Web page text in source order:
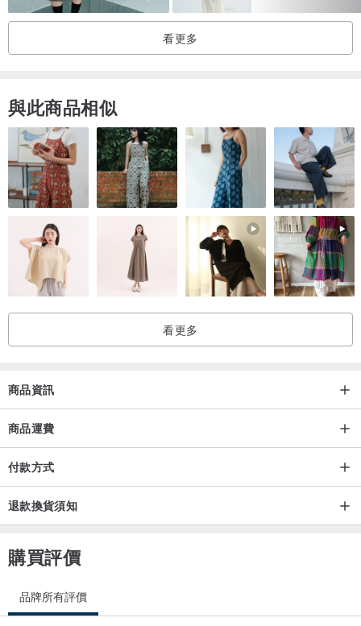
FABRIC | 布料
主布: 100% Cotton
配布: 100% Polyester
CARE LABEL | 洗滌方式
‧ 不可漂白
‧ 可烘乾
‧ 可熨燙
‧ 避免與其他顏色衣物一起洗滌
MADE IN TAIWAN
看更多
與此商品相似
看更多
商品資訊
商品運費
付款方式
退款換貨須知
購買評價
品牌所有評價